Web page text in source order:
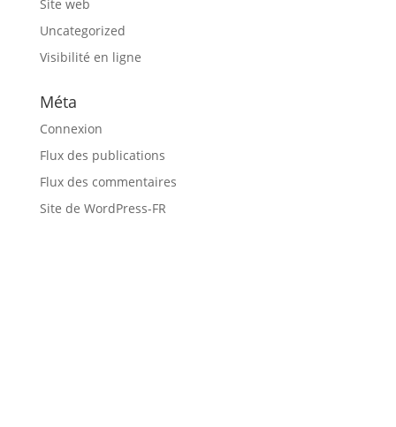
Site web
Uncategorized
Visibilité en ligne
Méta
Connexion
Flux des publications
Flux des commentaires
Site de WordPress-FR